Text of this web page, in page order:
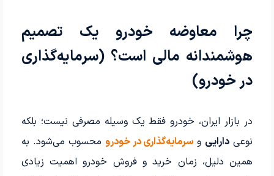
چرا معاوضه خودرو یک تصمیم
هوشمندانه مالی است؟ (سرمایه‌گذاری
در خودرو)
در بازار ایران، خودرو فقط یک وسیله مصرفی نیست؛ بلکه
نوعی دارایی و سرمایه‌گذاری در خودرو محسوب می‌شود. به
همین دلیل، زمان خرید و فروش خودرو اهمیت زیادی